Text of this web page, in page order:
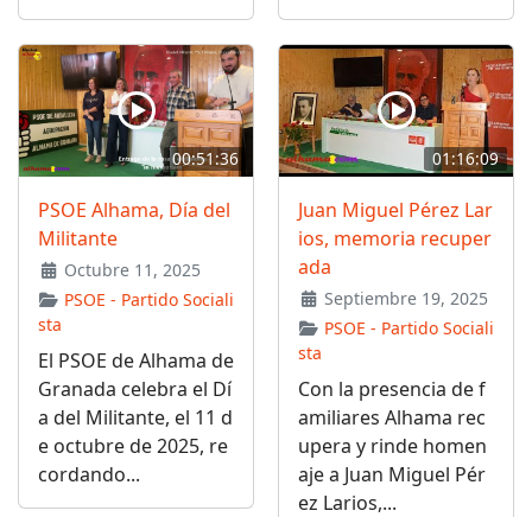
00:51:36
PSOE Alhama, Día del
Militante
Octubre 11, 2025
PSOE - Partido Sociali
sta
El PSOE de Alhama de
Granada celebra el Dí
a del Militante, el 11 d
e octubre de 2025, re
cordando...
01:16:09
Juan Miguel Pérez Lar
ios, memoria recuper
ada
Septiembre 19, 2025
PSOE - Partido Sociali
sta
Con la presencia de f
amiliares Alhama rec
upera y rinde homen
aje a Juan Miguel Pér
ez Larios,...